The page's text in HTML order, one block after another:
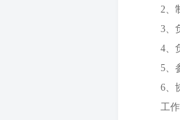
2、
3、
4、
5、
6、
工